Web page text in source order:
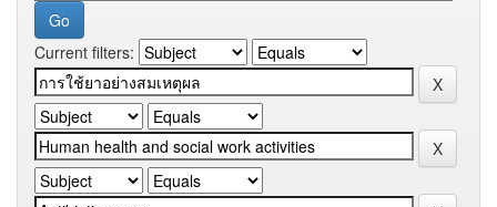
Current filters: